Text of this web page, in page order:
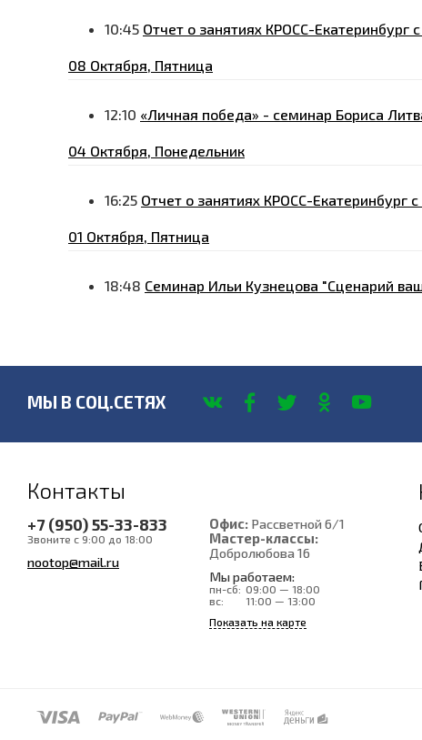
10:45 Отчет о занятиях КРОСС-Екатеринбург с
08 Октября, Пятница
12:10 «Личная победа» - семинар Бориса
04 Октября, Понедельник
16:25 Отчет о занятиях КРОСС-Екатеринбург
01 Октября, Пятница
18:48 Семинар Ильи Кузнецова "Сценарий
МЫ В СОЦ.СЕТЯХ
Контакты
+7 (950) 55-33-833
Звоните с 9:00 до 18:00
nootop@mail.ru
Офис: Рассветной 6/1
Мастер-классы:
Добролюбова 16
Мы работаем:
пн-сб: 09:00 — 18:00
вс:
11:00 — 13:00
Показать на карте